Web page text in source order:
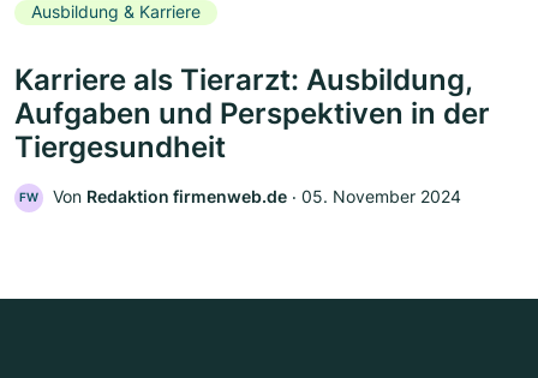
Ausbildung & Karriere
Karriere als Tierarzt: Ausbildung,
Aufgaben und Perspektiven in der
Tiergesundheit
FW Von Redaktion firmenweb.de ‧ 05. November 2024